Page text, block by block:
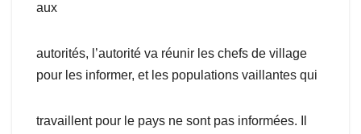
aux
autorités, l’autorité va réunir les chefs de village
pour les informer, et les populations vaillantes qui
travaillent pour le pays ne sont pas informées. Il